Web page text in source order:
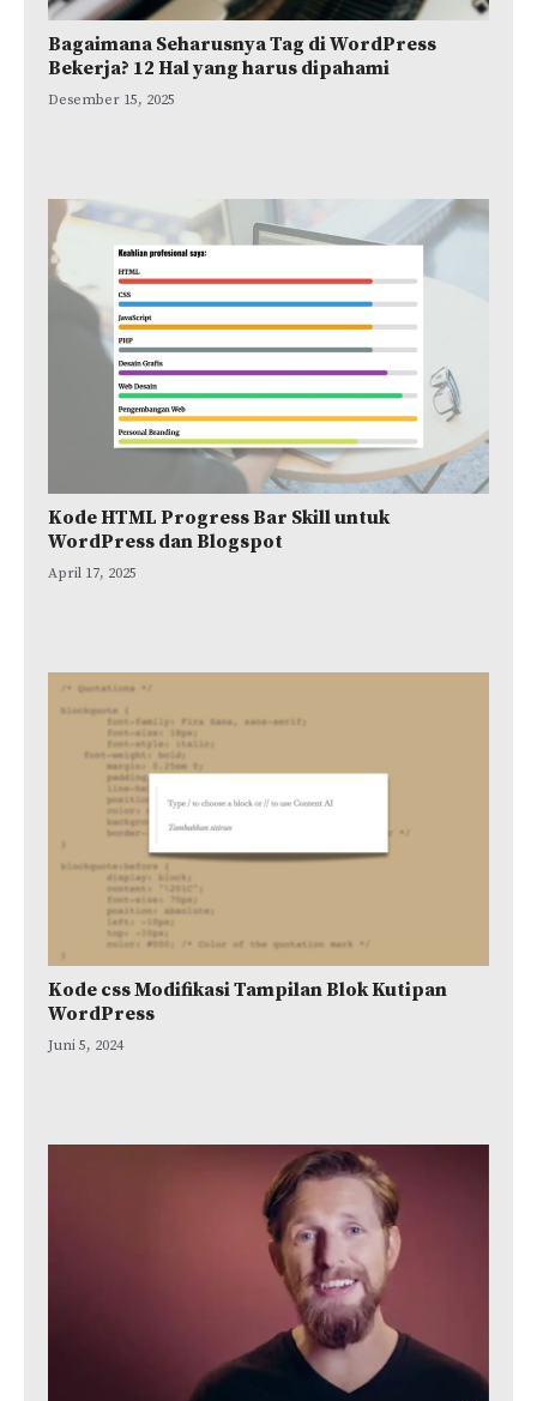
Bagaimana Seharusnya Tag di WordPress
Bekerja? 12 Hal yang harus dipahami
Desember 15, 2025
Kode HTML Progress Bar Skill untuk
WordPress dan Blogspot
April 17, 2025
Kode css Modifikasi Tampilan Blok Kutipan
WordPress
Juni 5, 2024